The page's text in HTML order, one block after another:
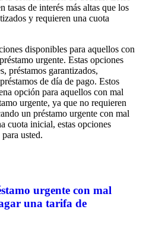
tasas de interés más altas que los
y requieren una cuota
disponibles para aquellos con
urgente. Estas opciones
préstamos garantizados,
de día de pago. Estos
opción para aquellos con mal
urgente, ya que no requieren
un préstamo urgente con mal
cuota inicial, estas opciones
usted.
urgente con mal
una tarifa de